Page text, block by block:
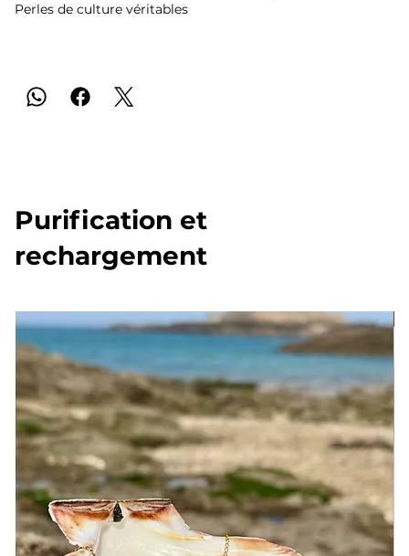
Perles de culture véritables
Purification et
rechargement